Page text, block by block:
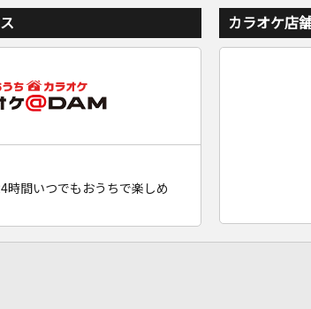
時間いつでもおうちで楽しめ
カラオケ店